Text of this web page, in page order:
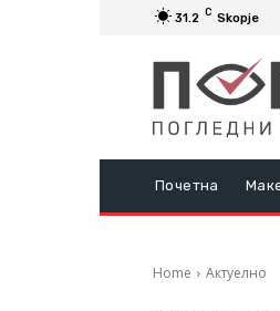
31.2 C Skopje
Почетна
Home Актуелно